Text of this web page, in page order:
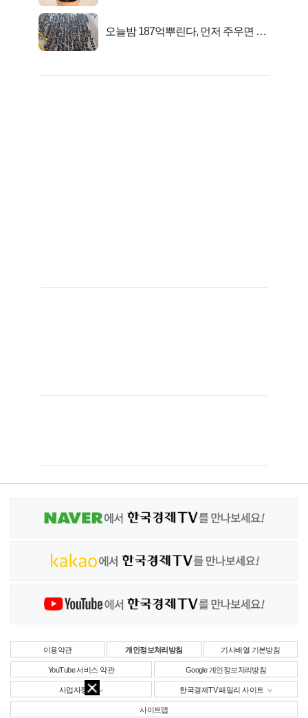
오늘밤 187억뿌린다, 먼저 주우면 최
이용약관 개인정보처리방침 기사배열 기본방침
YouTube 서비스 약관 Google 개인정보처리방침
사업자정보 한국경제TV 패밀리 사이트
사이트맵